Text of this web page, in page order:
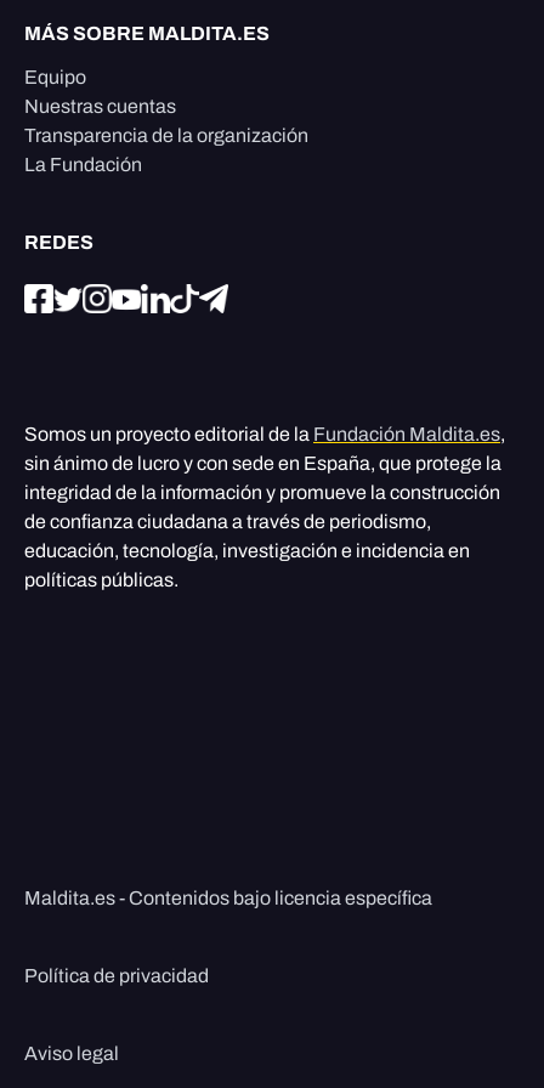
MÁS SOBRE MALDITA.ES
Equipo
Nuestras cuentas
Transparencia de la organización
La Fundación
REDES
Somos un proyecto editorial de la Fundación Maldita.es,
sin ánimo de lucro y con sede en España, que protege la
integridad de la información y promueve la construcción
de confianza ciudadana a través de periodismo,
educación, tecnología, investigación e incidencia en
políticas públicas.
Maldita.es - Contenidos bajo licencia específica
Política de privacidad
Aviso legal